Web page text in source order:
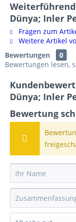
Dünya; Inler
Fragen zum
Weitere Artikel
Bewertungen
0
Bewertungen lesen,
Dünya; Inler
Bewertung